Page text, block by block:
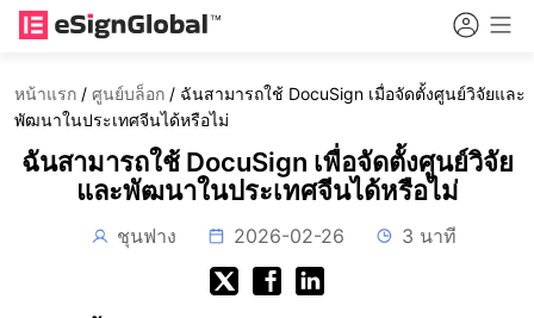
หน้าแรก / ศูนย์บล็อก / ฉันสามารถใช้ DocuSign เมื่อจัดตั้งศูนย์วิจัยและ
พัฒนาในประเทศจีนได้หรือไม่
ฉันสามารถใช้ DocuSign เพื่อจัดตั้งศูนย์วิจัย
และพัฒนาในประเทศจีนได้หรือไม่
ชุนฟาง 2026-02-26 3 นาที